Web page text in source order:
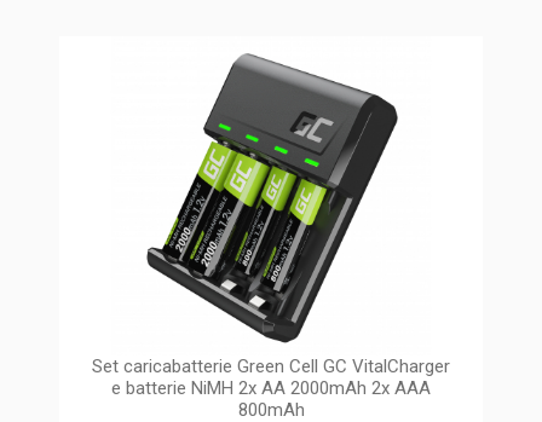
Set caricabatterie Green Cell GC VitalCharger
e batterie NiMH 2x AA 2000mAh 2x AAA
800mAh